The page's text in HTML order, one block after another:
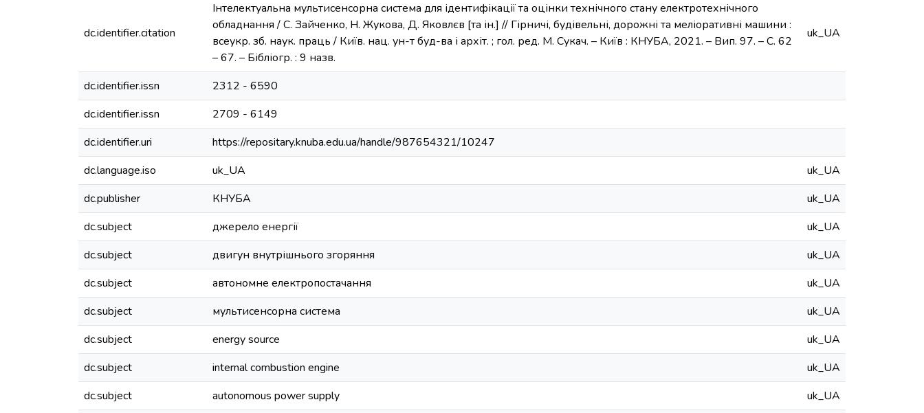
dc.identifier.citation
Інтелектуальна мультисенсорна система для ідентифікації та оцінки технічного стану електротехнічного
обладнання / С. Зайченко, Н. Жукова, Д. Яковлєв [та ін.] // Гірничі, будівельні, дорожні та меліоративні машини :
всеукр. зб. наук. праць / Київ. нац. ун-т буд-ва і архіт. ; гол. ред. М. Сукач. – Київ : КНУБА, 2021. – Вип. 97. – С. 62
– 67. – Бібліогр. : 9 назв.
uk_UA
dc.identifier.issn
2312 - 6590
dc.identifier.issn
2709 - 6149
dc.identifier.uri
https://repositary.knuba.edu.ua/handle/987654321/10247
dc.language.iso
uk_UA
uk_UA
dc.publisher
КНУБА
uk_UA
dc.subject
джерело енергії
uk_UA
dc.subject
двигун внутрішнього згоряння
uk_UA
dc.subject
автономне електропостачання
uk_UA
dc.subject
мультисенсорна система
uk_UA
dc.subject
energy source
uk_UA
dc.subject
internal combustion engine
uk_UA
dc.subject
autonomous power supply
uk_UA